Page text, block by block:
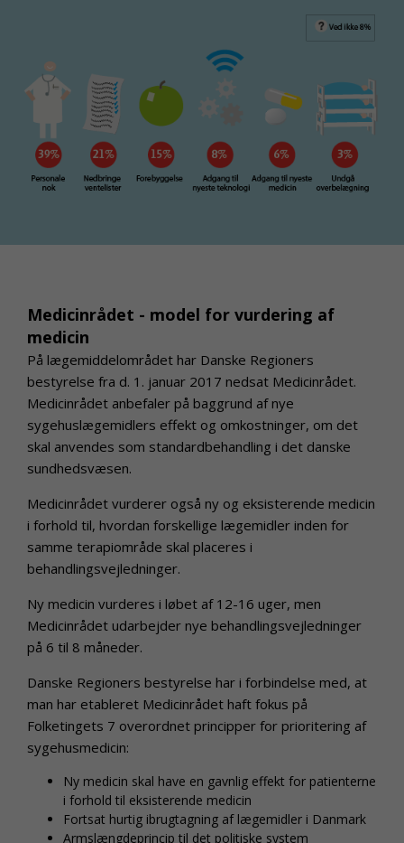
Medicinrådet - model for vurdering af
medicin
På lægemiddelområdet har Danske Regioners
bestyrelse fra d. 1. januar 2017 nedsat Medicinrådet.
Medicinrådet anbefaler på baggrund af nye
sygehuslægemidlers effekt og omkostninger, om det
skal anvendes som standardbehandling i det danske
sundhedsvæsen.
Medicinrådet vurderer også ny og eksisterende medicin
i forhold til, hvordan forskellige lægemidler inden for
samme terapiområde skal placeres i
behandlingsvejledninger.
Ny medicin vurderes i løbet af 12-16 uger, men
Medicinrådet udarbejder nye behandlingsvejledninger
på 6 til 8 måneder.
Danske Regioners bestyrelse har i forbindelse med, at
man har etableret Medicinrådet haft fokus på
Folketingets 7 overordnet principper for prioritering af
sygehusmedicin:
Ny medicin skal have en gavnlig effekt for patienterne
i forhold til eksisterende medicin
Fortsat hurtig ibrugtagning af lægemidler i Danmark
Armslængdeprincip til det politiske system